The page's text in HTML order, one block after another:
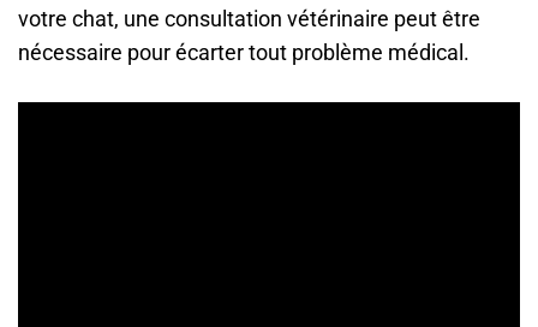
votre chat, une consultation vétérinaire peut être
nécessaire pour écarter tout problème médical.